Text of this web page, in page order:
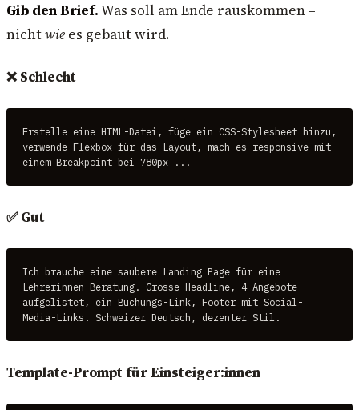
Gib den Brief.Was soll am Ende rauskommen –
nichtwie es gebaut wird.
❌ Schlecht
Erstelle eine HTML-Datei, füge ein CSS-Stylesheet hinzu,
verwende Flexbox für das Layout, mach es responsive mit
einem Breakpoint bei 780px ...
✅ Gut
Ich brauche eine saubere Landing Page für eine
Lehrerinnen-Beratung. Grosse Headline, 4 Angebote
aufgelistet, ein Buchungs-Link, Footer mit Social-
Media-Links. Schweizer Deutsch, dezenter Stil.
Template-Prompt für Einsteiger:innen